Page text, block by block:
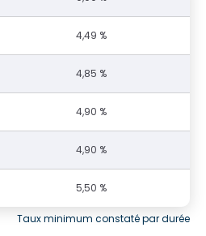
4,49 %
4,85 %
4,90 %
4,90 %
5,50 %
Taux minimum constaté par durée